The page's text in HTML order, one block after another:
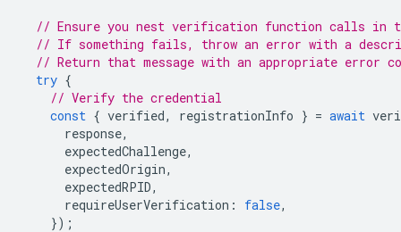
// Ensure you nest verification function calls in
// If something fails, throw an error with a
// Return that message with an appropriate error
try {
// Verify the credential
const { verified, registrationInfo } = await
response,
expectedChallenge,
expectedOrigin,
expectedRPID,
requireUserVerification : false,
});